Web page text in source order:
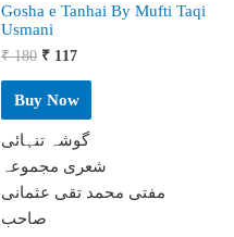
Gosha e Tanhai By Mufti Taqi
Usmani
₹180 Original
was:
₹ 180.
₹ 117Current
₹ 117.
Buy Now
گوشہ تنہائی
شعری مجموعہ
مفتی محمد تقی عثمانی
صاحب